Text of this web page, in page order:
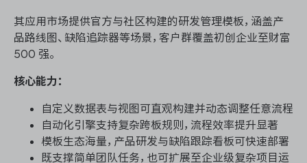
其应用市场提供官方与社区构建的研发管理模板，涵盖产
品路线图、缺陷追踪器等场景，客户群覆盖初创企业至财富
500 强。
核心能力：
自定义数据表与视图可直观构建并动态调整任意流程
自动化引擎支持复杂跨板规则，流程效率提升显著
模板生态海量，产品研发与缺陷跟踪看板可快速部署
既支撑简单团队任务，也可扩展至企业级复杂项目运